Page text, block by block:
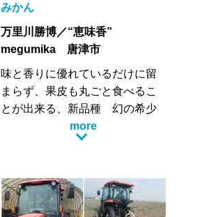
みかん
万里川勝博／“恵味香”
megumika 唐津市
味と香りに優れているだけに留
まらず、果皮も丸ごと食べるこ
とが出来る、新品種 幻の希少
高級 “味香みかん” を栽培してお
栽培を行い、毎年残留農薬検査
を行い『全て不検出』の結果を
頂いてから、販売開始としてお
more